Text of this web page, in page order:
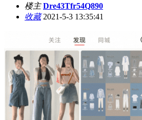
楼主 Dre43Tfr54Q890
收藏2021-5-3 13:35:41